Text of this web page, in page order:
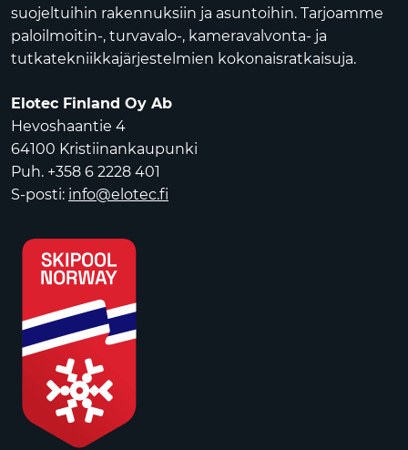
suojeltuihin rakennuksiin ja asuntoihin. Tarjoamme
paloilmoitin-, turvavalo-, kameravalvonta- ja
tutkatekniikkajärjestelmien kokonaisratkaisuja.
Elotec Finland Oy Ab
Hevoshaantie 4
64100 Kristiinankaupunki
Puh. +358 6 2228 401
S-posti: info@elotec.fi